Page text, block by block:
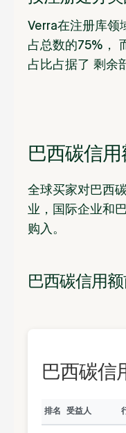
Verra在注册库领
占总数的75%，
占比占据了 剩余
巴西碳信
全球买家对巴西
业，国际企业和
购入。
巴西碳信用
巴西碳信
排名 受益人